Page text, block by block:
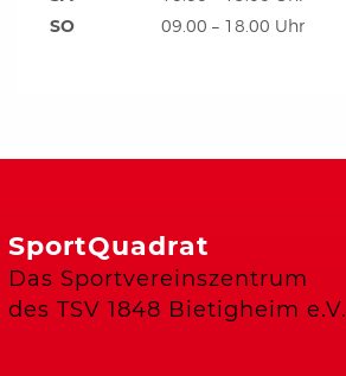
SO 09.00 – 18.00 Uhr
SportQuadrat
Das Sportvereinszentrum
des TSV 1848 Bietigheim e.V.